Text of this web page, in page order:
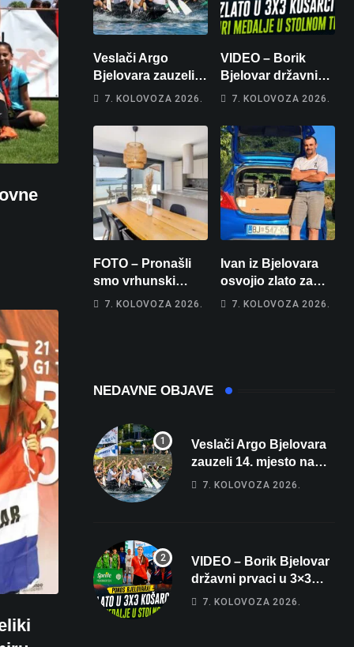
Veslači Argo
Bjelovara zauzeli
14. mjesto na
7. KOLOVOZA 2026.
VIDEO – Borik
Bjelovar državni
prvaci u 3×3
Končar je
prvakinja Hrvatske
u stolnom tenisu!
7. KOLOVOZA 2026.
FOTO – Pronašli
smo vrhunski
apartman za
7. KOLOVOZA 2026.
Ivan iz Bjelovara
osvojio zlato za
najglasniji audio
7. KOLOVOZA 2026.
NEDAVNE OBJAVE
Veslači Argo Bjelovara
zauzeli 14. mjesto na
brzincu
7. KOLOVOZA 2026.
VIDEO – Borik Bjelovar
državni prvaci u 3×3
košarci, Klara Končar je
7. KOLOVOZA 2026.